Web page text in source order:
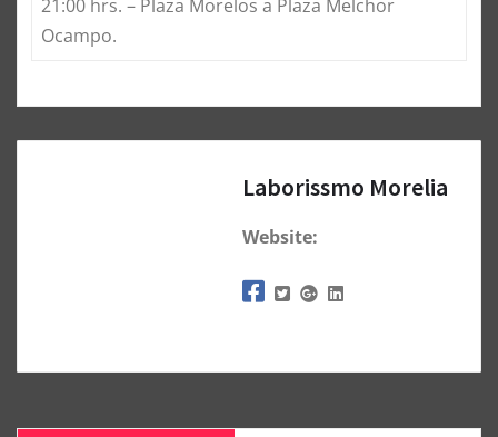
21:00 hrs. – Plaza Morelos a Plaza Melchor
Ocampo.
Laborissmo Morelia
Website: